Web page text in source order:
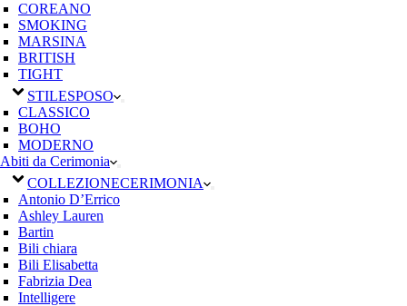
COREANO
SMOKING
MARSINA
BRITISH
TIGHT
STILESPOSO
CLASSICO
BOHO
MODERNO
Abiti da Cerimonia
COLLEZIONECERIMONIA
Antonio D’Errico
Ashley Lauren
Bartin
Bili chiara
Bili Elisabetta
Fabrizia Dea
Intelligere